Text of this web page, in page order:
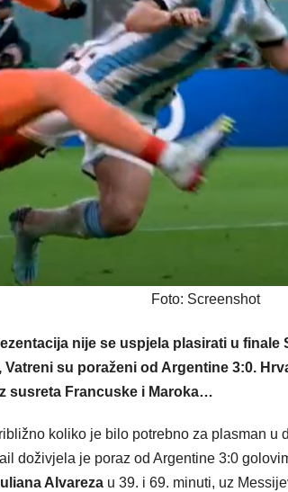
Foto: Screenshot
nije se uspjela plasirati u
su poraženi od Argentine 3:0.
susreta Francuske i Maroka…
koliko je bilo potrebno za plasman u
doživjela je poraz od Argentine 3:0
Alvareza u 39. i 69. minuti, uz